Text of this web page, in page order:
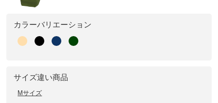
カラーバリエーション
サイズ違い商品
Mサイズ